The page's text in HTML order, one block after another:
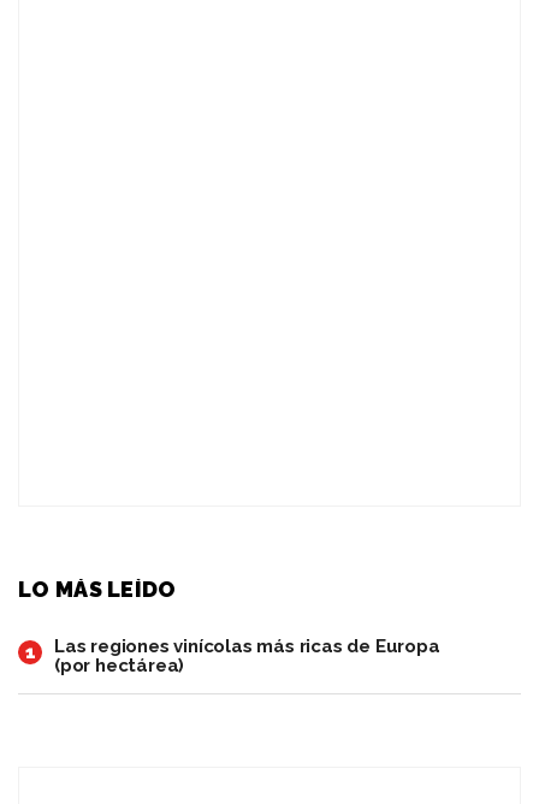
LO MÁS LEÍDO
1
Las regiones vinícolas más ricas de Europa
(por hectárea)